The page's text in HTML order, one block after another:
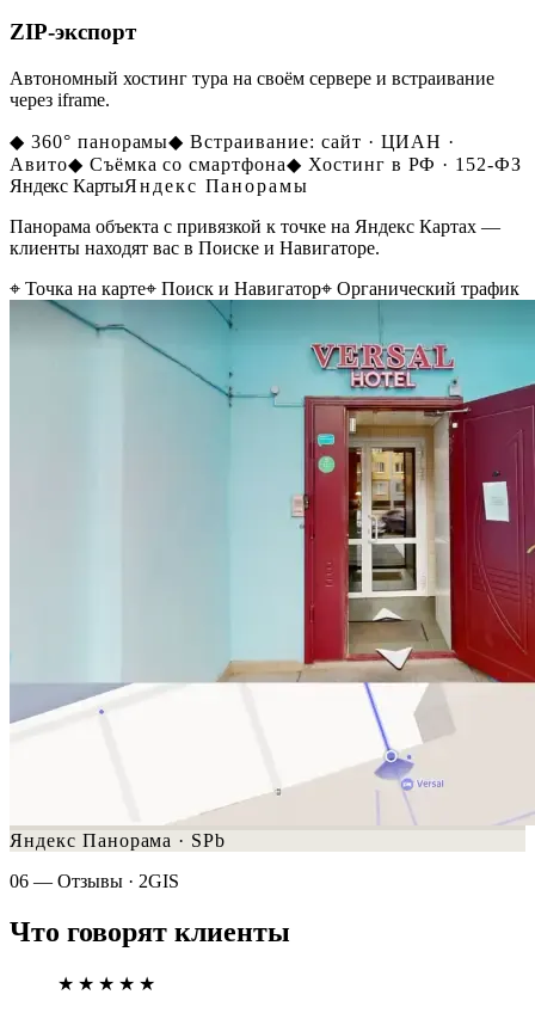
ZIP-экспорт
Автономный хостинг тура на своём сервере и встраивание
через iframe.
◆ 360° панорамы◆ Встраивание: сайт · ЦИАН ·
Авито◆ Съёмка со смартфона◆ Хостинг в РФ · 152-ФЗ
Яндекс КартыЯндекс Панорамы
Панорама объекта с привязкой к точке на Яндекс Картах —
клиенты находят вас в Поиске и Навигаторе.
⌖ Точка на карте⌖ Поиск и Навигатор⌖ Органический трафик
Яндекс Панорама · SPb
06 — Отзывы · 2GIS
Что говорят клиенты
★★★★★